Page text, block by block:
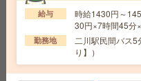
勤務地 【島田市】六合・家山
町など勤務地多数！
座り仕事！給与即払いOK
観検査[派遣]
給与
時給1430円～
30円×7時間45分
間＝27万3,800円
勤務地
二川駅民間バス5
り】）